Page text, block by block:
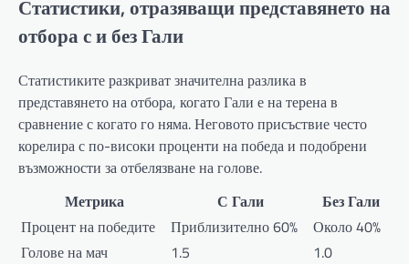
Статистики, отразяващи представянето на
отбора с и без Гали
Статистиките разкриват значителна разлика в
представянето на отбора, когато Гали е на терена в
сравнение с когато го няма. Неговото присъствие често
корелира с по-високи проценти на победа и подобрени
възможности за отбелязване на голове.
Метрика
С Гали
Без Гали
Процент на победите
Приблизително 60%
Около 40%
Голове на мач
1.5
1.0